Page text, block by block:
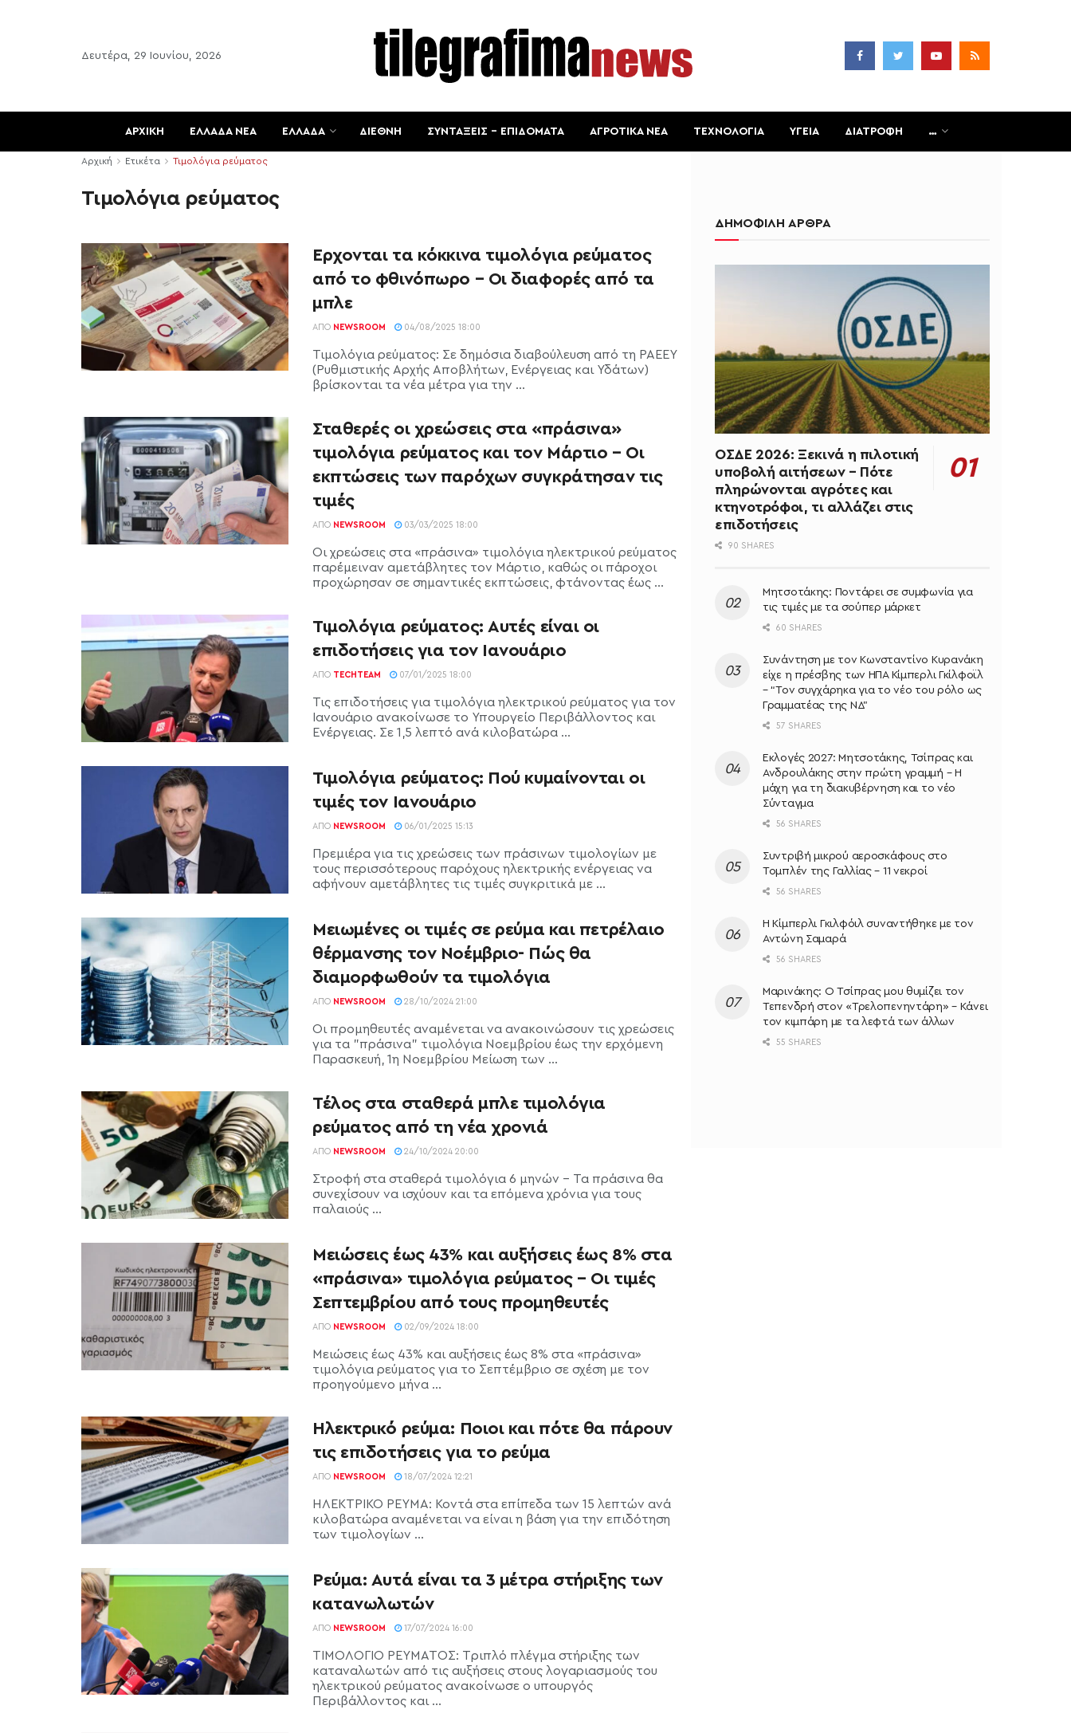
Δευτέρα, 29 Ιουνίου, 2026
ΑΡΧΙΚΗ ΕΛΛΑΔΑ ΝΕΑ ΕΛΛΑΔΑ ΔΙΕΘΝΗ ΣΥΝΤΑΞΕΙΣ – ΕΠΙΔΟΜΑΤΑ ΑΓΡΟΤΙΚΑ ΝΕΑ ΤΕΧΝΟΛΟΓΙΑ ΥΓΕΙΑ ΔΙΑΤΡΟΦΗ …
Αρχική Ετικέτα Τιμολόγια ρεύματος
Τιμολόγια ρεύματος
Έρχονται τα κόκκινα τιμολόγια ρεύματος
από το φθινόπωρο – Οι διαφορές από τα
μπλε
ΑΠΌ NEWSROOM 04/08/2025 18:00
Τιμολόγια ρεύματος: Σε δημόσια διαβούλευση από τη ΡΑΕΕΥ
(Ρυθμιστικής Αρχής Αποβλήτων, Ενέργειας και Υδάτων)
βρίσκονται τα νέα μέτρα για την ...
Σταθερές οι χρεώσεις στα «πράσινα»
τιμολόγια ρεύματος και τον Μάρτιο – Οι
εκπτώσεις των παρόχων συγκράτησαν τις
τιμές
ΑΠΌ NEWSROOM 03/03/2025 18:00
Οι χρεώσεις στα «πράσινα» τιμολόγια ηλεκτρικού ρεύματος
παρέμειναν αμετάβλητες τον Μάρτιο, καθώς οι πάροχοι
προχώρησαν σε σημαντικές εκπτώσεις, φτάνοντας έως ...
Τιμολόγια ρεύματος: Αυτές είναι οι
επιδοτήσεις για τον Ιανουάριο
ΑΠΌ TECHTEAM 07/01/2025 18:00
Τις επιδοτήσεις για τιμολόγια ηλεκτρικού ρεύματος για τον
Ιανουάριο ανακοίνωσε το Υπουργείο Περιβάλλοντος και
Ενέργειας. Σε 1,5 λεπτό ανά κιλοβατώρα ...
Τιμολόγια ρεύματος: Πού κυμαίνονται οι
τιμές τον Ιανουάριο
ΑΠΌ NEWSROOM 06/01/2025 15:13
Πρεμιέρα για τις χρεώσεις των πράσινων τιμολογίων με
τους περισσότερους παρόχους ηλεκτρικής ενέργειας να
αφήνουν αμετάβλητες τις τιμές συγκριτικά με ...
Μειωμένες οι τιμές σε ρεύμα και πετρέλαιο
θέρμανσης τον Νοέμβριο- Πώς θα
διαμορφωθούν τα τιμολόγια
ΑΠΌ NEWSROOM 28/10/2024 21:00
Οι προμηθευτές αναμένεται να ανακοινώσουν τις χρεώσεις
για τα "πράσινα" τιμολόγια Νοεμβρίου έως την ερχόμενη
Παρασκευή, 1η Νοεμβρίου Μείωση των ...
Τέλος στα σταθερά μπλε τιμολόγια
ρεύματος από τη νέα χρονιά
ΑΠΌ NEWSROOM 24/10/2024 20:00
Στροφή στα σταθερά τιμολόγια 6 μηνών - Τα πράσινα θα
συνεχίσουν να ισχύουν και τα επόμενα χρόνια για τους
παλαιούς ...
Μειώσεις έως 43% και αυξήσεις έως 8% στα
«πράσινα» τιμολόγια ρεύματος – Οι τιμές
Σεπτεμβρίου από τους προμηθευτές
ΑΠΌ NEWSROOM 02/09/2024 18:00
Μειώσεις έως 43% και αυξήσεις έως 8% στα «πράσινα»
τιμολόγια ρεύματος για το Σεπτέμβριο σε σχέση με τον
προηγούμενο μήνα ...
Ηλεκτρικό ρεύμα: Ποιοι και πότε θα πάρουν
τις επιδοτήσεις για το ρεύμα
ΑΠΌ NEWSROOM 18/07/2024 12:21
ΗΛΕΚΤΡΙΚΟ ΡΕΥΜΑ: Κοντά στα επίπεδα των 15 λεπτών ανά
κιλοβατώρα αναμένεται να είναι η βάση για την επιδότηση
των τιμολογίων ...
Ρεύμα: Αυτά είναι τα 3 μέτρα στήριξης των
κατανωλωτών
ΑΠΌ NEWSROOM 17/07/2024 16:00
ΤΙΜΟΛΟΓΙΟ ΡΕΥΜΑΤΟΣ: Tριπλό πλέγμα στήριξης των
καταναλωτών από τις αυξήσεις στους λογαριασμούς του
ηλεκτρικού ρεύματος ανακοίνωσε ο υπουργός
Περιβάλλοντος και ...
ΔΗΜΟΦΙΛΗ ΑΡΘΡΑ
ΟΣΔΕ 2026: Ξεκινά η πιλοτική
υποβολή αιτήσεων – Πότε
πληρώνονται αγρότες και
κτηνοτρόφοι, τι αλλάζει στις
επιδοτήσεις
90 SHARES
Μητσοτάκης: Ποντάρει σε συμφωνία για
τις τιμές με τα σούπερ μάρκετ
60 SHARES
Συνάντηση με τον Κωνσταντίνο Κυρανάκη
είχε η πρέσβης των ΗΠΑ Κίμπερλι Γκίλφοϊλ
– “Τον συγχάρηκα για το νέο του ρόλο ως
Γραμματέας της ΝΔ”
57 SHARES
Εκλογές 2027: Μητσοτάκης, Τσίπρας και
Ανδρουλάκης στην πρώτη γραμμή – Η
μάχη για τη διακυβέρνηση και το νέο
Σύνταγμα
56 SHARES
Συντριβή μικρού αεροσκάφους στο
Τομπλέν της Γαλλίας – 11 νεκροί
56 SHARES
Η Κίμπερλι Γκιλφόιλ συναντήθηκε με τον
Αντώνη Σαμαρά
56 SHARES
Μαρινάκης: Ο Τσίπρας μου θυμίζει τον
Τεπενδρή στον «Τρελοπενηντάρη» – Κάνει
τον κιμπάρη με τα λεφτά των άλλων
55 SHARES